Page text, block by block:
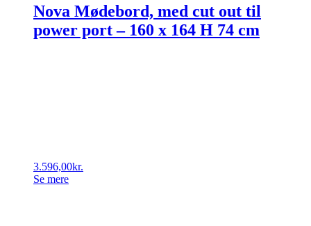
Nova Mødebord, med cut out til
power port – 160 x 164 H 74 cm
3.596,00kr.
Se mere